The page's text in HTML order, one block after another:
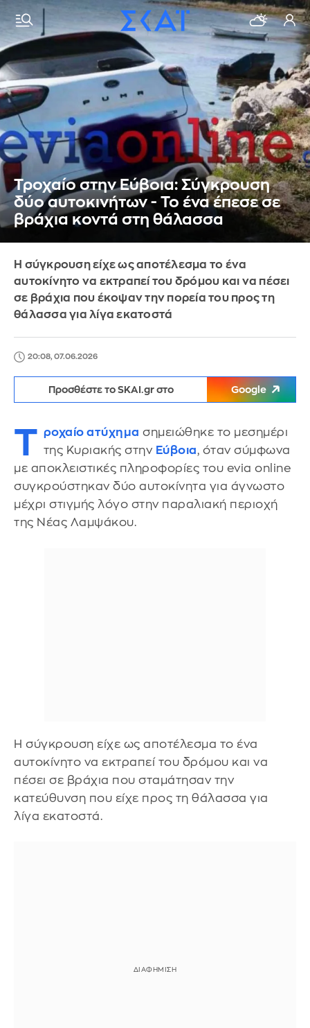
Τροχαίο στην Εύβοια: Σύγκρουση
δύο αυτοκινήτων - Το ένα έπεσε σε
βράχια κοντά στη θάλασσα
Η σύγκρουση είχε ως αποτέλεσμα το ένα
αυτοκίνητο να εκτραπεί του δρόμου και να πέσει
σε βράχια που έκοψαν την πορεία του προς τη
θάλασσα για λίγα εκατοστά
20:08, 07.06.2026
Προσθέστε το SKAI.gr στο Google
Τ ροχαίο ατύχημα σημειώθηκε το μεσημέρι
της Κυριακής στην Εύβοια, όταν σύμφωνα
με αποκλειστικές πληροφορίες του evia online
συγκρούστηκαν δύο αυτοκίνητα για άγνωστο
μέχρι στιγμής λόγο στην παραλιακή περιοχή
της Νέας Λαμψάκου.
Η σύγκρουση είχε ως αποτέλεσμα το ένα
αυτοκίνητο να εκτραπεί του δρόμου και να
πέσει σε βράχια που σταμάτησαν την
κατεύθυνση που είχε προς τη θάλασσα για
λίγα εκατοστά.